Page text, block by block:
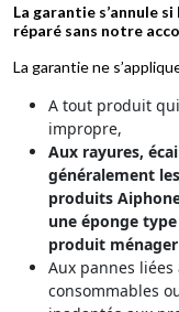
La garantie s’annule
réparé sans notre
La garantie ne
A tout produit
impropre,
Aux rayures,
généralement
produits
une éponge
produit
Aux pannes
consommables